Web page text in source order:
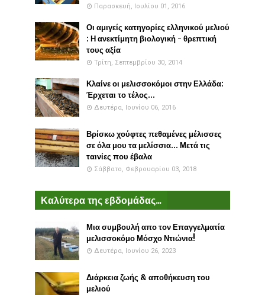
Παρασκευή, Ιουλίου 01, 2016
Οι αμιγείς κατηγορίες ελληνικού μελιού
: Η ανεκτίμητη βιολογική - θρεπτική
τους αξία
Τρίτη, Σεπτεμβρίου 30, 2014
Κλαίνε οι μελισσοκόμοι στην Ελλάδα:
Έρχεται το τέλος...
Δευτέρα, Ιουνίου 06, 2016
Βρίσκω χούφτες πεθαμένες μέλισσες
σε όλα μου τα μελίσσια... Μετά τις
ταινίες που έβαλα
Σάββατο, Φεβρουαρίου 03, 2018
Καλύτερα της εβδομάδας...
Μια συμβουλή απο τον Επαγγελματία
μελισσοκόμο Μόσχο Ντιώνια!
Δευτέρα, Ιουνίου 26, 2023
Διάρκεια ζωής & αποθήκευση του
μελιού